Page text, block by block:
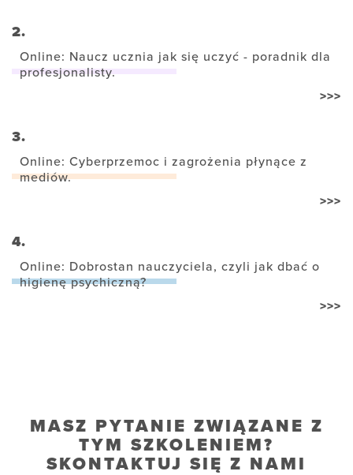
2.
Online: Naucz ucznia jak się uczyć - poradnik dla
profesjonalisty.
>>>
3.
Online: Cyberprzemoc i zagrożenia płynące z
mediów.
>>>
4.
Online: Dobrostan nauczyciela, czyli jak dbać o
higienę psychiczną?
>>>
MASZ PYTANIE ZWIĄZANE Z
TYM SZKOLENIEM?
SKONTAKTUJ SIĘ Z NAMI